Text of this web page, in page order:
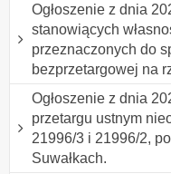
Ogłoszenie z dnia
stanowiących
przeznaczonych do
bezprzetargowej na
Ogłoszenie z dnia
przetargu ustnym
21996/3 i 21996/2,
Suwałkach.